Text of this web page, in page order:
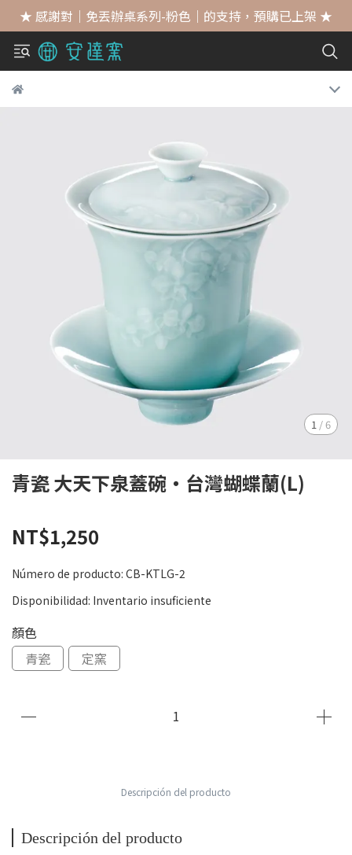
★ 感謝對｜免丟辦桌系列-粉色｜的支持，預購已上架 ★
1 /6
青瓷 大天下泉蓋碗‧台灣蝴蝶蘭(L)
NT$1,250
Número de producto: CB-KTLG-2
Disponibilidad: Inventario insuficiente
顏色
青瓷
定窯
Descripción del producto
Descripción del producto